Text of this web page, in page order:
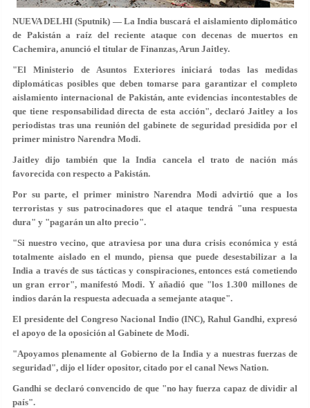
NUEVA DELHI (Sputnik) — La India buscará el aislamiento diplomático
de Pakistán a raíz del reciente ataque con decenas de muertos en
Cachemira, anunció el titular de Finanzas, Arun Jaitley.
"El Ministerio de Asuntos Exteriores iniciará todas las medidas
diplomáticas posibles que deben tomarse para garantizar el completo
aislamiento internacional de Pakistán, ante evidencias incontestables de
que tiene responsabilidad directa de esta acción", declaró Jaitley a los
periodistas tras una reunión del gabinete de seguridad presidida por el
primer ministro Narendra Modi.
Jaitley dijo también que la India cancela el trato de nación más
favorecida con respecto a Pakistán.
Por su parte, el primer ministro Narendra Modi advirtió que a los
terroristas y sus patrocinadores que el ataque tendrá "una respuesta
dura" y "pagarán un alto precio".
"Si nuestro vecino, que atraviesa por una dura crisis económica y está
totalmente aislado en el mundo, piensa que puede desestabilizar a la
India a través de sus tácticas y conspiraciones, entonces está cometiendo
un gran error", manifestó Modi. Y añadió que "los 1.300 millones de
indios darán la respuesta adecuada a semejante ataque".
El presidente del Congreso Nacional Indio (INC), Rahul Gandhi, expresó
el apoyo de la oposición al Gabinete de Modi.
"Apoyamos plenamente al Gobierno de la India y a nuestras fuerzas de
seguridad", dijo el líder opositor, citado por el canal News Nation.
Gandhi se declaró convencido de que "no hay fuerza capaz de dividir al
país".